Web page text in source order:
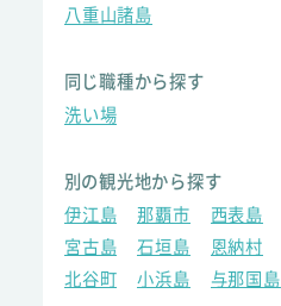
八重山諸島
同じ職種から探す
洗い場
別の観光地から探す
伊江島
那覇市 西表島
宮古島
石垣島 恩納村
北谷町
小浜島 与那国島